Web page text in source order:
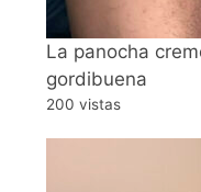
La panocha
gordibuena
200 vistas